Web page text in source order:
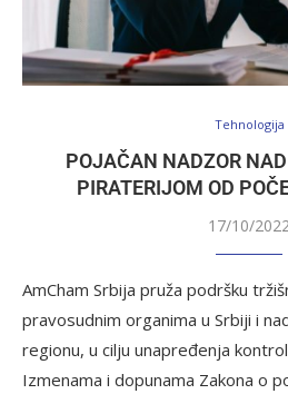
Tehnologija
POJAČAN NADZOR
PIRATERIJOM OD
17/10/
AmCham Srbija pruža podršku
pravosudnim organima u Srbiji i
regionu, u cilju unapređenja
Izmenama i dopunama Zakona o